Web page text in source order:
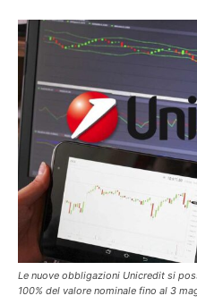
Le nuove obbligazioni Unicredit si
100% del valore nominale fino al 3